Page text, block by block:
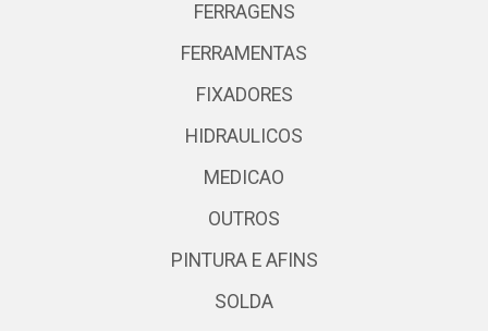
FERRAGENS
FERRAMENTAS
FIXADORES
HIDRAULICOS
MEDICAO
OUTROS
PINTURA E AFINS
SOLDA